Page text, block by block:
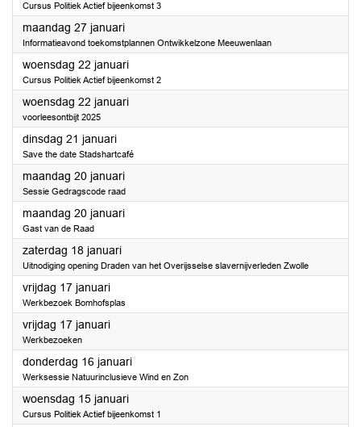
Cursus Politiek Actief bijeenkomst 3
maandag 27 januari2025
Informatieavond toekomstplannen Ontwikkelzone Meeuwenlaan
woensdag 22 januari2025
Cursus Politiek Actief bijeenkomst 2
woensdag 22 januari2025
voorleesontbijt 2025
dinsdag 21 januari2025
Save the date Stadshartcafé
maandag 20 januari2025
Sessie Gedragscode raad
maandag 20 januari2025
Gast van de Raad
zaterdag 18 januari2025
Uitnodiging opening Draden van het Overijsselse slavernijverleden Zwolle
vrijdag 17 januari2025
Werkbezoek Bomhofsplas
vrijdag 17 januari2025
Werkbezoeken
donderdag 16 januari2025
Werksessie Natuurinclusieve Wind en Zon
woensdag 15 januari2025
Cursus Politiek Actief bijeenkomst 1